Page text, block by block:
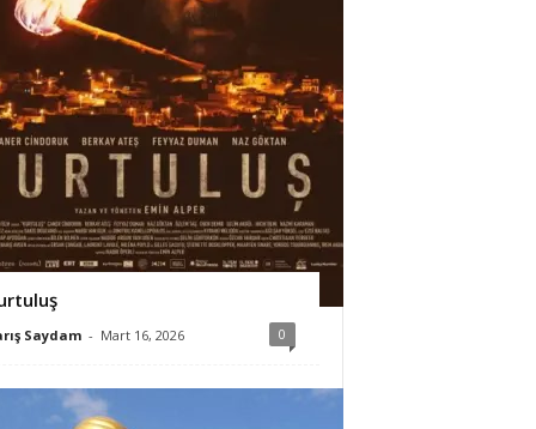
Saydam - Mart 16, 2026 0